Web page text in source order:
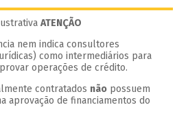
ATENÇÃO
nem indica consultores
como intermediários para
operações de crédito.
contratados não possuem
aprovação de financiamentos do